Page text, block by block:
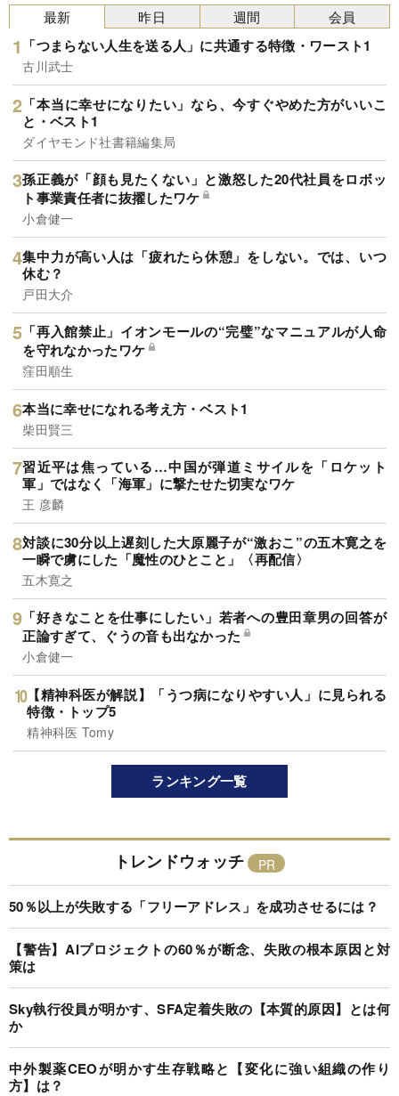
最新
「つまらない人生を送る人」に共通する特徴・ワースト1
古川武士
「本当に幸せになりたい」なら、今すぐやめた方がいいこ
と・ベスト1
ダイヤモンド社書籍編集局
孫正義が「顔も見たくない」と激怒した20代社員をロボッ
ト事業責任者に抜擢したワケ
小倉健一
集中力が高い人は「疲れたら休憩」をしない。では、いつ
休む？
戸田大介
「再入館禁止」イオンモールの“完璧”なマニュアルが人命
を守れなかったワケ
窪田順生
本当に幸せになれる考え方・ベスト1
柴田賢三
習近平は焦っている…中国が弾道ミサイルを「ロケット
軍」ではなく「海軍」に撃たせた切実なワケ
王 彦麟
対談に30分以上遅刻した大原麗子が“激おこ”の五木寛之を
一瞬で虜にした「魔性のひとこと」〈再配信〉
五木寛之
「好きなことを仕事にしたい」若者への豊田章男の回答が
正論すぎて、ぐうの音も出なかった
小倉健一
【精神科医が解説】「うつ病になりやすい人」に見られる
特徴・トップ5
精神科医 Tomy
昨日 週間 会員
ランキング一覧
トレンドウォッチ
50％以上が失敗する「フリーアドレス」を成功させるには？
【警告】AIプロジェクトの60％が断念、失敗の根本原因と対
策は
Sky執行役員が明かす、SFA定着失敗の【本質的原因】とは何
か
中外製薬CEOが明かす生存戦略と【変化に強い組織の作り
方】は？